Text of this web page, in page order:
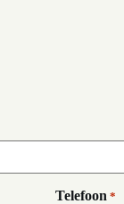
Telefoon *